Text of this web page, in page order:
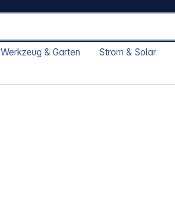
Werkzeug & Garten Strom & Solar